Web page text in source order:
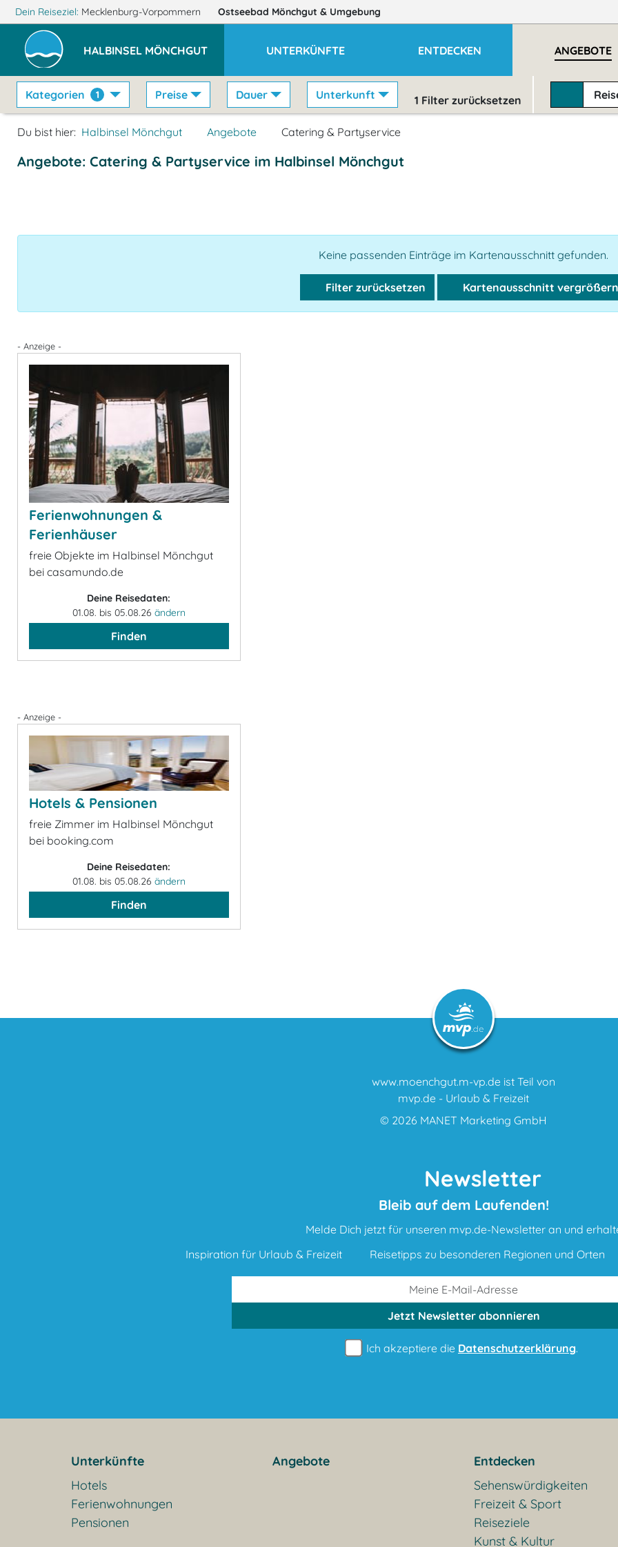
Dein Reiseziel: Mecklenburg-Vorpommern Ostseebad Mönchgut & Umgebung
HALBINSEL MÖNCHGUT UNTERKÜNFTE ENTDECKEN ANGEBOTE
Kategorien 1 Preise Dauer Unterkunft 1 Filter zurücksetzen
Du bist hier: Halbinsel Mönchgut Angebote Catering & Partyservice
Angebote: Catering & Partyservice im Halbinsel Mönchgut
Keine passenden Einträge im Kartenausschnitt gefunden.
Filter zurücksetzen Kartenausschnitt vergrößern
- Anzeige -
Ferienwohnungen &
Ferienhäuser
freie Objekte im Halbinsel Mönchgut
bei casamundo.de
Deine Reisedaten:
01.08. bis 05.08.26 ändern
Finden
- Anzeige -
Hotels & Pensionen
freie Zimmer im Halbinsel Mönchgut
bei booking.com
Deine Reisedaten:
01.08. bis 05.08.26 ändern
Finden
www.moenchgut.m-vp.de ist Teil von
mvp.de - Urlaub & Freizeit
© 2026 MANET Marketing GmbH
Newsletter
Bleib auf dem Laufenden!
Melde Dich jetzt für unseren mvp.de-Newsletter an und
Inspiration für Urlaub & Freizeit
Reisetipps zu besonderen Regionen und Orten
Jetzt Newsletterabonnieren
Ich akzeptiere die Datenschutzerklärung.
Unterkünfte
Hotels
Ferienwohnungen
Pensionen
Angebote
Entdecken
Sehenswürdigkeiten
Freizeit & Sport
Reiseziele
Kunst & Kultur